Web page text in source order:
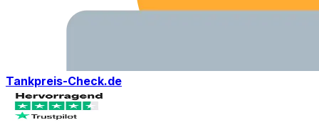
Tankpreis-Check.de